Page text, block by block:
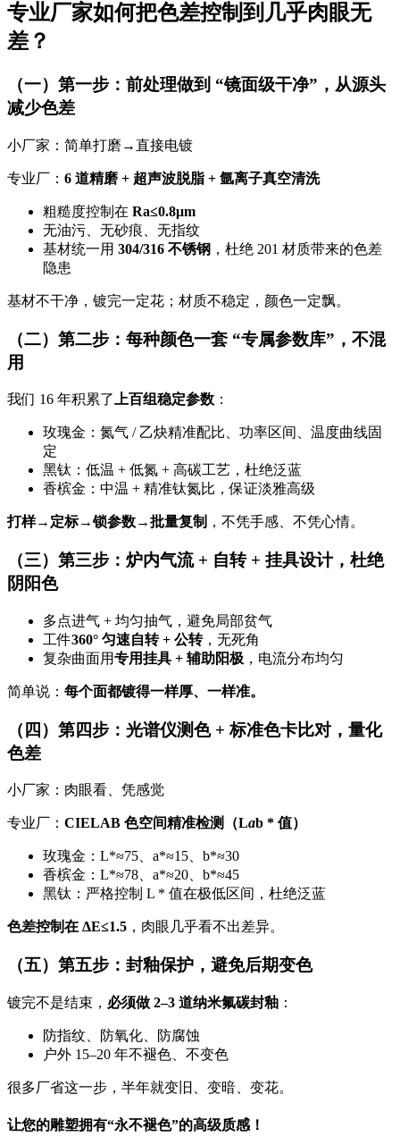
专业厂家如何把色差控制到几乎肉眼无
差？
（一）第一步：前处理做到 “镜面级干净”，从源头
减少色差
小厂家：简单打磨→直接电镀
专业厂： 6 道精磨 + 超声波脱脂 + 氩离子真空清洗
粗糙度控制在 Ra≤0.8μm
无油污、无砂痕、无指纹
基材统一用 304/316 不锈钢 ，杜绝 201 材质带来的色差
隐患
基材不干净，镀完一定花；材质不稳定，颜色一定飘。
（二）第二步：每种颜色一套 “专属参数库”，不混
用
我们 16 年积累了上百组稳定参数 ：
玫瑰金：氮气 / 乙炔精准配比、功率区间、温度曲线固
定
黑钛：低温 + 低氮 + 高碳工艺，杜绝泛蓝
香槟金：中温 + 精准钛氮比，保证淡雅高级
打样→定标→锁参数→批量复制 ，不凭手感、不凭心情。
（三）第三步：炉内气流 + 自转 + 挂具设计，杜绝
阴阳色
多点进气 + 均匀抽气，避免局部贫气
工件360° 匀速自转 + 公转，无死角
复杂曲面用专用挂具 + 辅助阳极 ，电流分布均匀
简单说： 每个面都镀得一样厚、一样准。
（四）第四步：光谱仪测色 + 标准色卡比对，量化
色差
小厂家：肉眼看、凭感觉
专业厂： CIELAB 色空间精准检测（Lab * 值）
玫瑰金：L*≈75、a*≈15、b*≈30
香槟金：L*≈78、a*≈20、b*≈45
黑钛：严格控制 L * 值在极低区间，杜绝泛蓝
色差控制在 ΔE≤1.5 ，肉眼几乎看不出差异。
（五）第五步：封釉保护，避免后期变色
镀完不是结束， 必须做 2–3 道纳米氟碳封釉 ：
防指纹、防氧化、防腐蚀
户外 15–20 年不褪色、不变色
很多厂省这一步，半年就变旧、变暗、变花。
让您的雕塑拥有“永不褪色”的高级质感！